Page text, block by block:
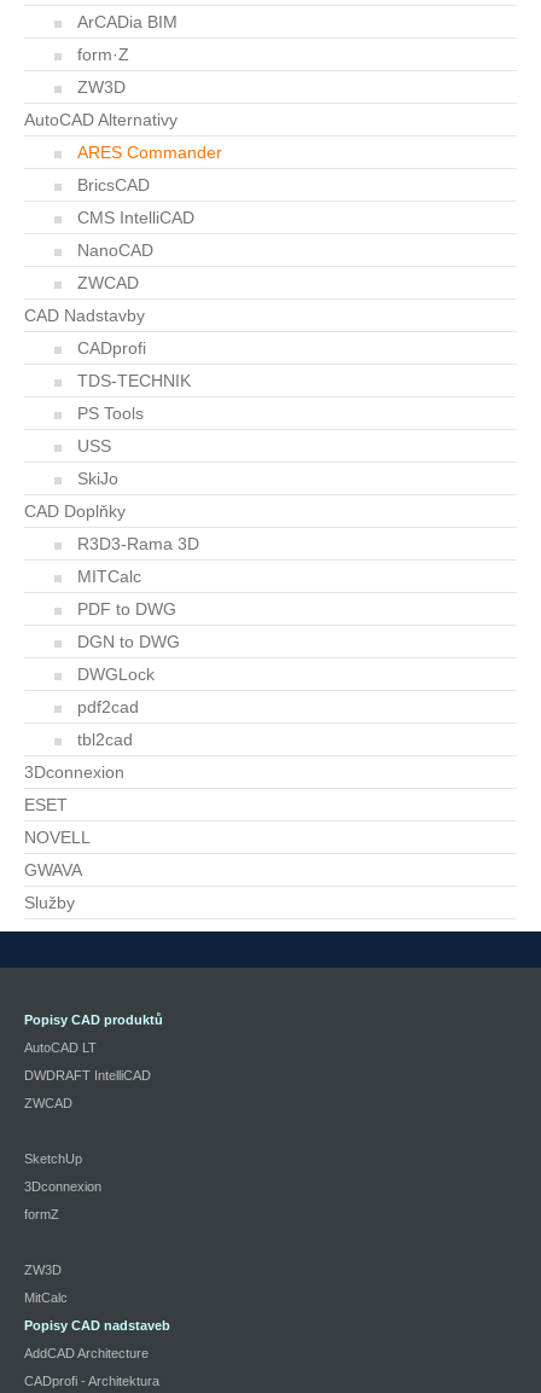
ArCADia BIM
form·Z
ZW3D
AutoCAD Alternativy
ARES Commander
BricsCAD
CMS IntelliCAD
NanoCAD
ZWCAD
CAD Nadstavby
CADprofi
TDS-TECHNIK
PS Tools
USS
SkiJo
CAD Doplňky
R3D3-Rama 3D
MITCalc
PDF to DWG
DGN to DWG
DWGLock
pdf2cad
tbl2cad
3Dconnexion
ESET
NOVELL
GWAVA
Služby
Popisy CAD produktů
AutoCAD LT
DWDRAFT IntelliCAD
ZWCAD
SketchUp
3Dconnexion
formZ
ZW3D
MitCalc
Popisy CAD nadstaveb
AddCAD Architecture
CADprofi - Architektura